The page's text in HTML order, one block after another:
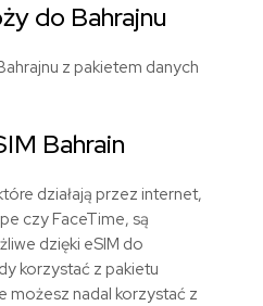
do Bahrajnu
z pakietem danych
Bahrain
działają przez internet,
czy FaceTime, są
dzięki eSIM do
korzystać z pakietu
możesz nadal korzystać z